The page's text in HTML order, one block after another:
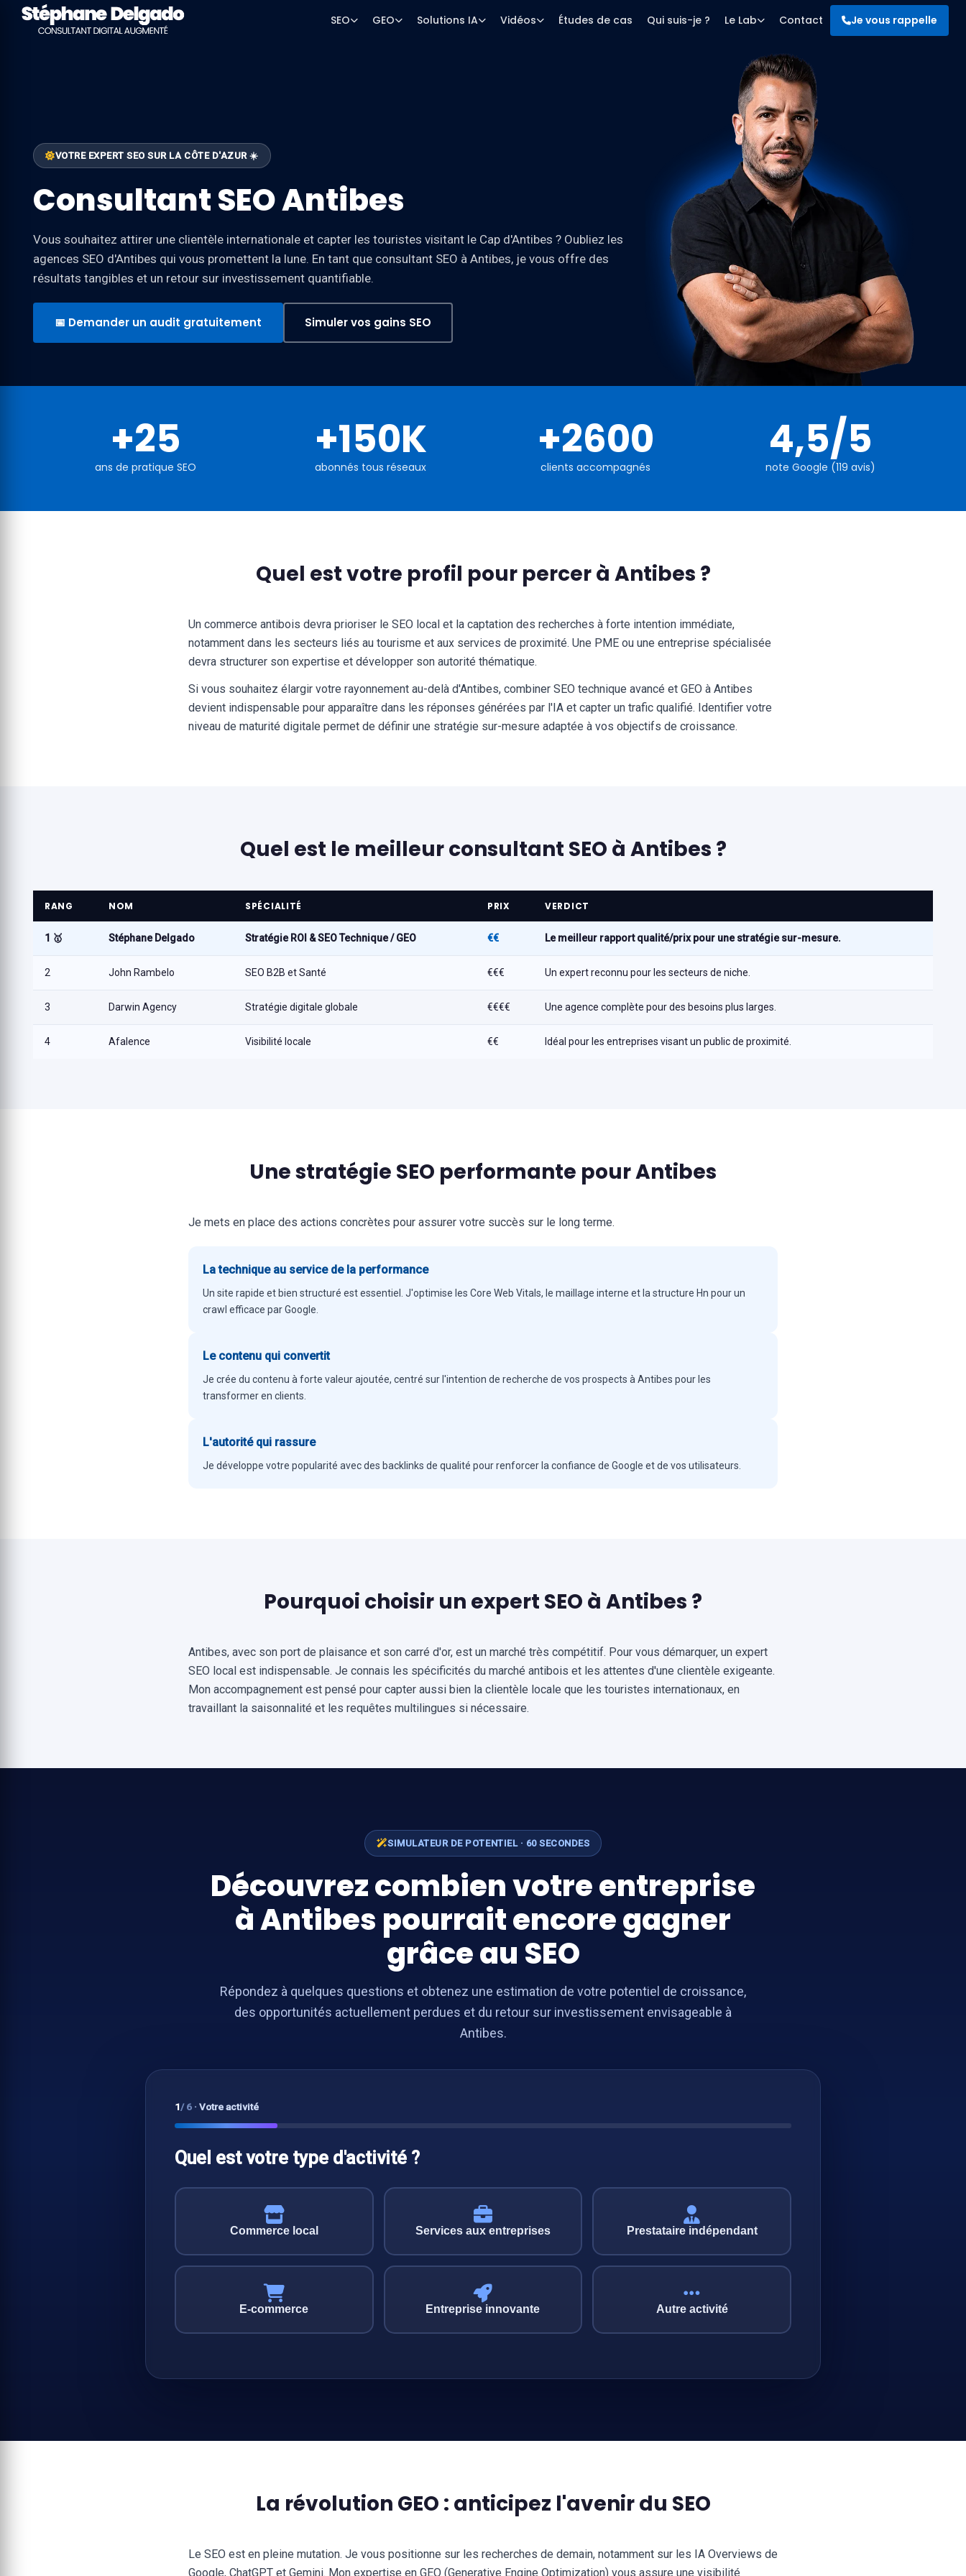
SEO GEO Solutions IA Vidéos Études de cas Qui suis-je ? Le Lab Contact Je vous rappelle
VOTRE EXPERT SEO SUR LA CÔTE D'AZUR ☀️
Consultant SEO Antibes
Vous souhaitez attirer une clientèle internationale et capter les touristes visitant le Cap d'Antibes ? Oubliez les
agences SEO d'Antibes qui vous promettent la lune. En tant que consultant SEO à Antibes, je vous offre des
résultats tangibles et un retour sur investissement quantifiable.
📅 Demander un audit gratuitement Simuler vos gains SEO
+25
ans de pratique SEO
+150K
abonnés tous réseaux
+2600
clients accompagnés
4,5/5
note Google (119 avis)
Quel est votre profil pour percer à Antibes ?
Un commerce antibois devra prioriser le SEO local et la captation des recherches à forte intention immédiate,
notamment dans les secteurs liés au tourisme et aux services de proximité. Une PME ou une entreprise spécialisée
devra structurer son expertise et développer son autorité thématique.
Si vous souhaitez élargir votre rayonnement au-delà d'Antibes, combiner SEO technique avancé et GEO à Antibes
devient indispensable pour apparaître dans les réponses générées par l'IA et capter un trafic qualifié. Identifier votre
niveau de maturité digitale permet de définir une stratégie sur-mesure adaptée à vos objectifs de croissance.
Quel est le meilleur consultant SEO à Antibes ?
RANG NOM SPÉCIALITÉ PRIX VERDICT
1 🥇 Stéphane Delgado Stratégie ROI & SEO Technique / GEO €€ Le meilleur rapport qualité/prix pour une stratégie sur-mesure.
2 John Rambelo SEO B2B et Santé €€€ Un expert reconnu pour les secteurs de niche.
3 Darwin Agency Stratégie digitale globale €€€€ Une agence complète pour des besoins plus larges.
4 Afalence Visibilité locale €€ Idéal pour les entreprises visant un public de proximité.
Une stratégie SEO performante pour Antibes
Je mets en place des actions concrètes pour assurer votre succès sur le long terme.
La technique au service de la performance
Un site rapide et bien structuré est essentiel. J'optimise les Core Web Vitals, le maillage interne et la structure Hn pour un
crawl efficace par Google.
Le contenu qui convertit
Je crée du contenu à forte valeur ajoutée, centré sur l'intention de recherche de vos prospects à Antibes pour les
transformer en clients.
L'autorité qui rassure
Je développe votre popularité avec des backlinks de qualité pour renforcer la confiance de Google et de vos utilisateurs.
Pourquoi choisir un expert SEO à Antibes ?
Antibes, avec son port de plaisance et son carré d'or, est un marché très compétitif. Pour vous démarquer, un expert
SEO local est indispensable. Je connais les spécificités du marché antibois et les attentes d'une clientèle exigeante.
Mon accompagnement est pensé pour capter aussi bien la clientèle locale que les touristes internationaux, en
travaillant la saisonnalité et les requêtes multilingues si nécessaire.
SIMULATEUR DE POTENTIEL · 60 SECONDES
Découvrez combien votre entreprise
à Antibes pourrait encore gagner
grâce au SEO
Répondez à quelques questions et obtenez une estimation de votre potentiel de croissance,
des opportunités actuellement perdues et du retour sur investissement envisageable à
Antibes.
1/ 6 · Votre activité
Quel est votre type d'activité ?
Commerce local Services aux entreprises Prestataire indépendant
E-commerce Entreprise innovante Autre activité
La révolution GEO : anticipez l'avenir du SEO
Le SEO est en pleine mutation. Je vous positionne sur les recherches de demain, notamment sur les IA Overviews de
Google, ChatGPT et Gemini. Mon expertise en GEO (Generative Engine Optimization) vous assure une visibilité